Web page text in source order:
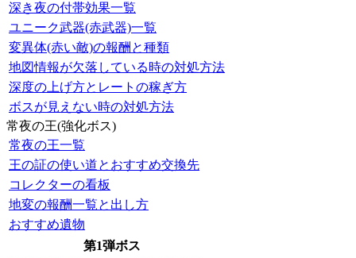
深き夜の付帯効果一覧
ユニーク武器(赤武器)一覧
変異体(赤い敵)の報酬と種類
地図情報が欠落している時の対処方法
深度の上げ方とレートの稼ぎ方
ボスが見えない時の対処方法
常夜の王(強化ボス)
常夜の王一覧
王の証の使い道とおすすめ交換先
コレクターの看板
地変の報酬一覧と出し方
おすすめ遺物
第1弾ボス